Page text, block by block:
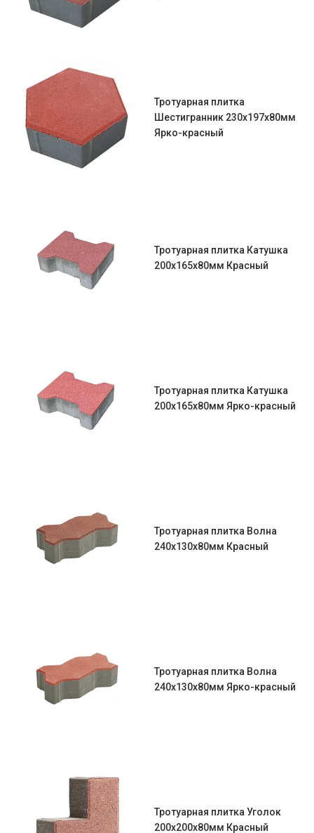
Тротуарная плитка
Шестигранник 230х197х80мм
Ярко-красный
Тротуарная плитка Катушка
200х165х80мм Красный
Тротуарная плитка Катушка
200х165х80мм Ярко-красный
Тротуарная плитка Волна
240х130х80мм Красный
Тротуарная плитка Волна
240х130х80мм Ярко-красный
Тротуарная плитка Уголок
200х200х80мм Красный